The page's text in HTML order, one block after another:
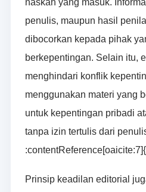
naskah yang masuk.
penulis, maupun hasil
dibocorkan kepada pihak
berkepentingan. Selain itu,
menghindari konflik
menggunakan materi yang
untuk kepentingan pribadi
tanpa izin tertulis dari
Prinsip keadilan editorial